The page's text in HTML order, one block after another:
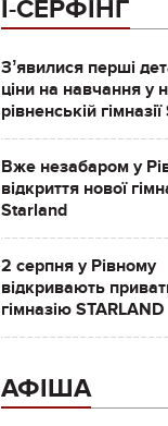
І-СЕРФІНГ
Зʼявилися перші
ціни на навчання у
рівненській
Вже незабаром у
відкриття нової
Starland
2 серпня у Рівному
відкривають
гімназію STARLAND
АФІША